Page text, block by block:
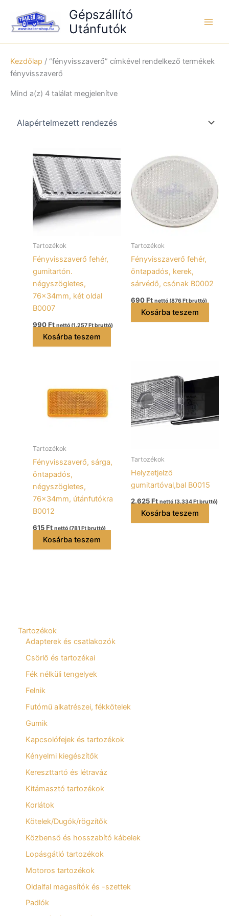
content
Gépszállító
Utánfutók
Tartozékok
Adapterek és csatlakozók
Csörlő és tartozékai
Fék nélküli tengelyek
Felnik
Futómű alkatrészei, fékkötelek
Gumik
Kapcsolófejek és tartozékok
Kényelmi kiegészítők
Kereszttartó és létraváz
Kitámasztó tartozékok
Korlátok
Kötelek/Dugók/rögzítők
Közbenső és hosszabító kábelek
Lopásgátló tartozékok
Motoros tartozékok
Oldalfal magasítók és -szettek
Padlók
Kezdőlap / “fényvisszaverő” címkével rendelkező termékek
fényvisszaverő
Mind a(z) 4 találat megjelenítve
Tartozékok
Fényvisszaverő fehér,
gumitartón.
négyszögletes,
76x34mm, két oldal
B0007
990Ft nettó (1.257Ftbruttó)
Kosárba teszem
Tartozékok
Fényvisszaverő fehér,
öntapadós, kerek,
sárvédő, csónak B0002
690Ft nettó (876Ftbruttó)
Kosárba teszem
Tartozékok
Fényvisszaverő, sárga,
öntapadós,
négyszögletes,
76×34mm, útánfutókra
B0012
615Ft nettó (781 Ftbruttó)
Kosárba teszem
Tartozékok
Helyzetjelző
gumitartóval,bal B0015
2.625Ft nettó (3.334 Ftbruttó)
Kosárba teszem